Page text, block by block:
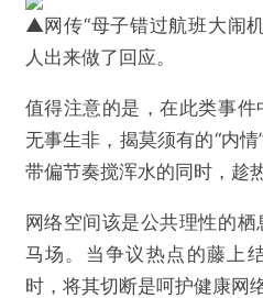
▲网传“母子错过航班大闹
人出来做了回应。
值得注意的是，在此类事件
无事生非，揭莫须有的“内情
带偏节奏搅浑水的同时，趁
网络空间该是公共理性的
马场。当争议热点的藤上
时，将其切断是呵护健康网